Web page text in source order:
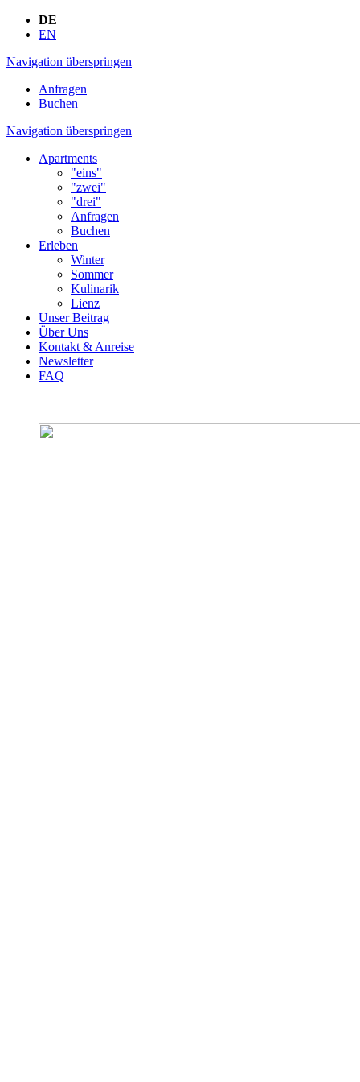
DE
EN
Navigation überspringen
Anfragen
Buchen
Navigation überspringen
Apartments
"eins"
"zwei"
"drei"
Anfragen
Buchen
Erleben
Winter
Sommer
Kulinarik
Lienz
Unser Beitrag
Über Uns
Kontakt & Anreise
Newsletter
FAQ